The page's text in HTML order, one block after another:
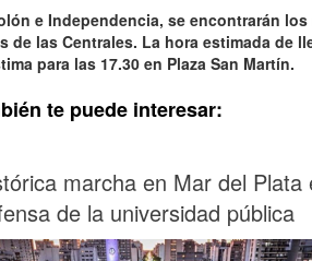
e Independencia, se encontrarán
de las Centrales. La hora estimada de
para las 17.30 en Plaza San Martín.
te puede interesar:
marcha en Mar del Plata
de la universidad pública